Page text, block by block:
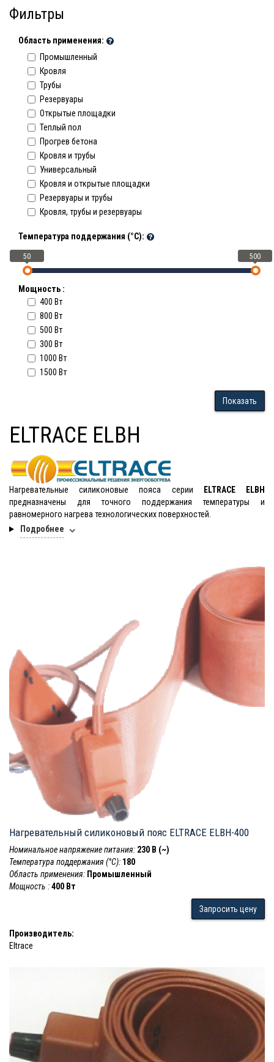
Фильтры
Область применения:
Промышленный
Кровля
Трубы
Резервуары
Открытые площадки
Теплый пол
Прогрев бетона
Кровля и трубы
Универсальный
Кровля и открытые площадки
Резервуары и трубы
Кровля, трубы и резервуары
Температура поддержания (°С):
50 500
Мощность :
400 Вт
800 Вт
500 Вт
300 Вт
1000 Вт
1500 Вт
Показать
ELTRACE ELBH
Нагревательные силиконовые пояса серии
ELTRACE ELBH
предназначены для точного поддержания температуры и
равномерного нагрева технологических поверхностей.
Подробнее
Нагревательный силиконовый пояс ELTRACE ELBH-400
Номинальное напряжение питания: 230 В (~)
Температура поддержания (°С): 180
Область применения: Промышленный
Мощность :400 Вт
Запросить цену
Производитель:
Eltrace